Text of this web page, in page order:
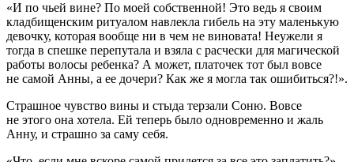
«И по чьей вине? По моей собственной! Это ведь я своим
кладбищенским ритуалом навлекла гибель на эту маленькую
девочку, которая вообще ни в чем не виновата! Неужели я
тогда в спешке перепутала и взяла с расчески для магической
работы волосы ребенка? А может, платочек тот был вовсе
не самой Анны, а ее дочери? Как же я могла так ошибиться?!».
Страшное чувство вины и стыда терзали Соню. Вовсе
не этого она хотела. Ей теперь было одновременно и жаль
Анну, и страшно за саму себя.